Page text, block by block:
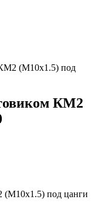
(М10х1.5) под
КМ2